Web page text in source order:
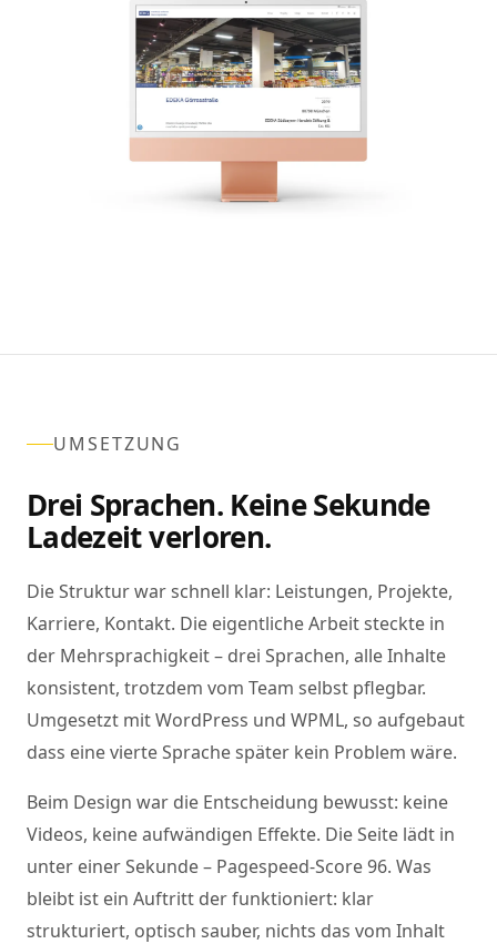
UMSETZUNG
Drei Sprachen. Keine Sekunde
Ladezeit verloren.
Die Struktur war schnell klar: Leistungen, Projekte,
Karriere, Kontakt. Die eigentliche Arbeit steckte in
der Mehrsprachigkeit – drei Sprachen, alle Inhalte
konsistent, trotzdem vom Team selbst pflegbar.
Umgesetzt mit WordPress und WPML, so aufgebaut
dass eine vierte Sprache später kein Problem wäre.
Beim Design war die Entscheidung bewusst: keine
Videos, keine aufwändigen Effekte. Die Seite lädt in
unter einer Sekunde – Pagespeed-Score 96. Was
bleibt ist ein Auftritt der funktioniert: klar
strukturiert, optisch sauber, nichts das vom Inhalt